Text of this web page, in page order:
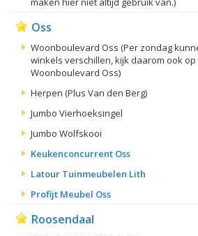
Oss
Woonboulevard Oss (Per zondag
winkels verschillen, kijk daarom ook
Woonboulevard Oss)
Herpen (Plus Van den Berg)
Jumbo Vierhoeksingel
Jumbo Wolfskooi
Keukenconcurrent Oss
Latour Tuinmeubelen Lith
Profijt Meubel Oss
Roosendaal